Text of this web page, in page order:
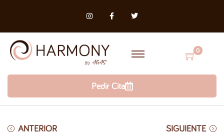
0
Pedir Cita
ANTERIOR SIGUIENTE